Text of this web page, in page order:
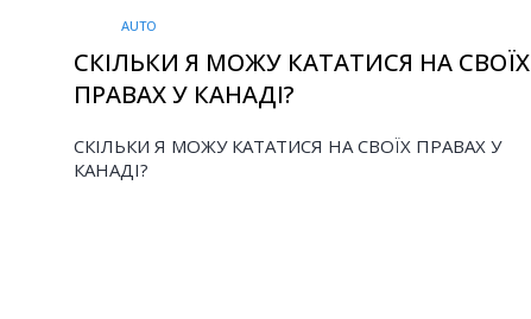
AUTO
СКІЛЬКИ Я МОЖУ КАТАТИСЯ НА СВОЇХ
ПРАВАХ У КАНАДІ?
СКІЛЬКИ Я МОЖУ КАТАТИСЯ НА СВОЇХ ПРАВАХ У
КАНАДІ?